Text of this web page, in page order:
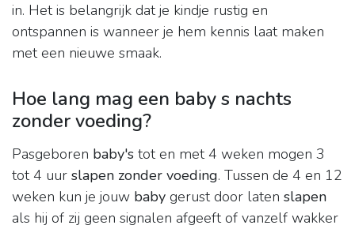
in. Het is belangrijk dat je kindje rustig en
ontspannen is wanneer je hem kennis laat maken
met een nieuwe smaak.
Hoe lang mag een baby s nachts
zonder voeding?
Pasgeboren baby's tot en met 4 weken mogen 3
tot 4 uur slapen zonder voeding. Tussen de 4 en 12
weken kun je jouw baby gerust door laten slapen
als hij of zij geen signalen afgeeft of vanzelf wakker